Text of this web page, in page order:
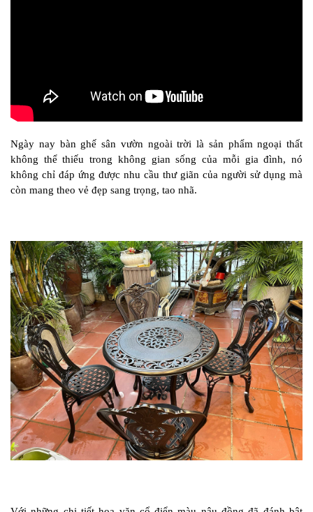
Ngày nay bàn ghế sân vườn ngoài trời là sản phẩm ngoại thất
không thể thiếu trong không gian sống của mỗi gia đình, nó
không chỉ đáp ứng được nhu cầu thư giãn của người sử dụng mà
còn mang theo vẻ đẹp sang trọng, tao nhã.